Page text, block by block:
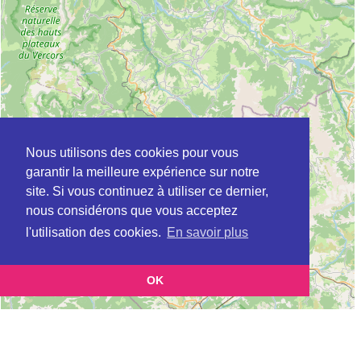
Nous utilisons des cookies pour vous
garantir la meilleure expérience sur notre
site. Si vous continuez à utiliser ce dernier,
nous considérons que vous acceptez
l'utilisation des cookies. En savoir plus
OK